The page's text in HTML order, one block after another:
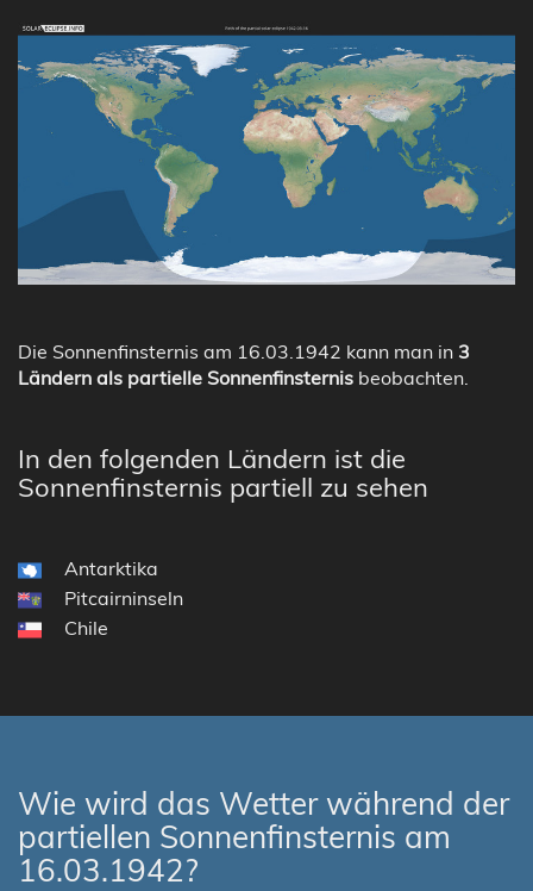
Die Sonnenfinsternis am 16.03.1942 kann man in 3
Ländern als partielle Sonnenfinsternis beobachten.
In den folgenden Ländern ist die
Sonnenfinsternis partiell zu sehen
Antarktika
Pitcairninseln
Chile
Wie wird das Wetter während der
partiellen Sonnenfinsternis am
16.03.1942?